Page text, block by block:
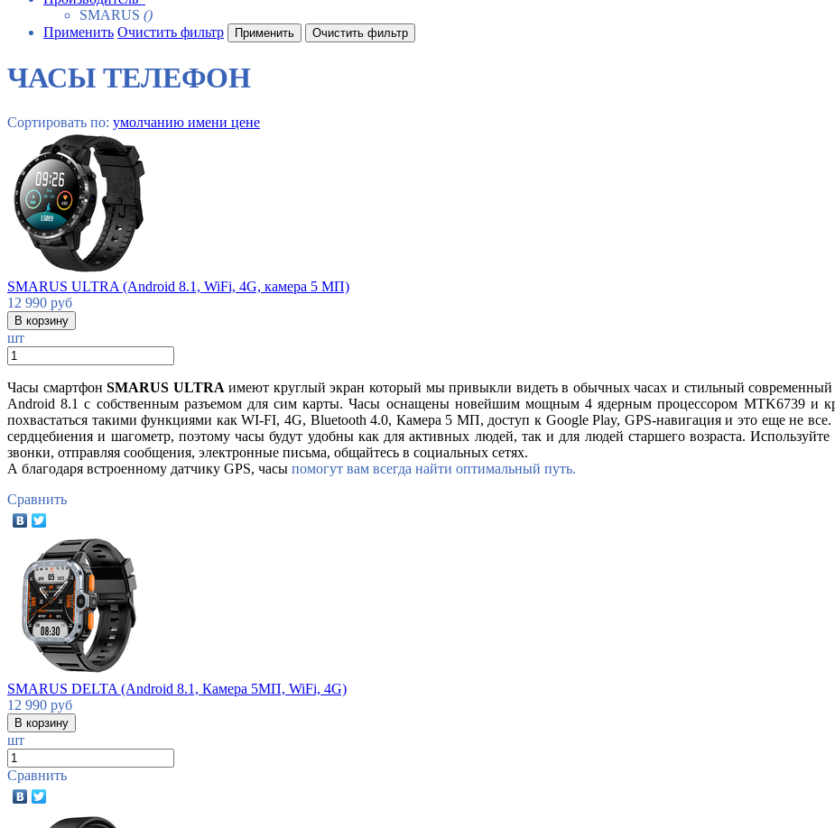
SMARUS ()
Применить Очистить фильтр
ЧАСЫ ТЕЛЕФОН
Сортировать по: умолчанию имени цене
SMARUS ULTRA (Android 8.1, WiFi, 4G, камера 5 МП)
12 990 руб
шт
Часы смартфонSMARUS ULTRA имеют круглый экран который мы привыкли видеть в обычных часах и стильный современный
Android 8.1 с собственным разъемом для сим карты. Часы оснащены новейшим мощным 4 ядерным процессором MTK6739 и
похвастаться такими функциями как WI-FI, 4G, Bluetooth 4.0, Камера 5 МП, доступ к Google Play, GPS-навигация и это еще не
сердцебиения и шагометр, поэтому часы будут удобны как для активных людей, так и для людей старшего возраста.
звонки, отправляя сообщения, электронные письма, общайтесь в социальных сетях.
А благодаря встроенному датчику GPS, часы помогут вам всегда найти оптимальный путь.
Сравнить
SMARUS DELTA (Android 8.1, Камера 5МП, WiFi, 4G)
12 990 руб
шт
Сравнить